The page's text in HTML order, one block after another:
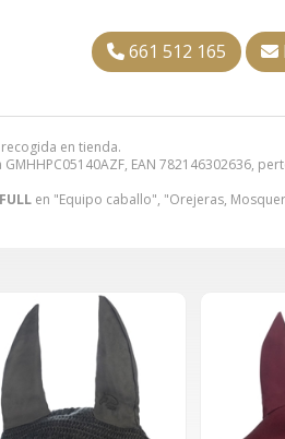
en tienda.
EAN 782146302636,
en "Equipo caballo", "Orejeras,
661 512 165